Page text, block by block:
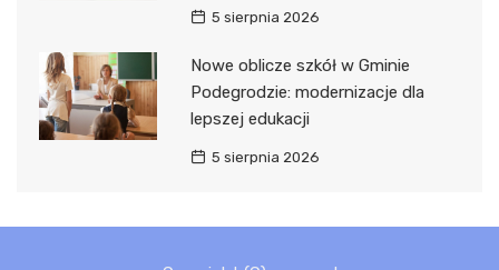
5 sierpnia 2026
Nowe oblicze szkół w Gminie
Podegrodzie: modernizacje dla
lepszej edukacji
5 sierpnia 2026